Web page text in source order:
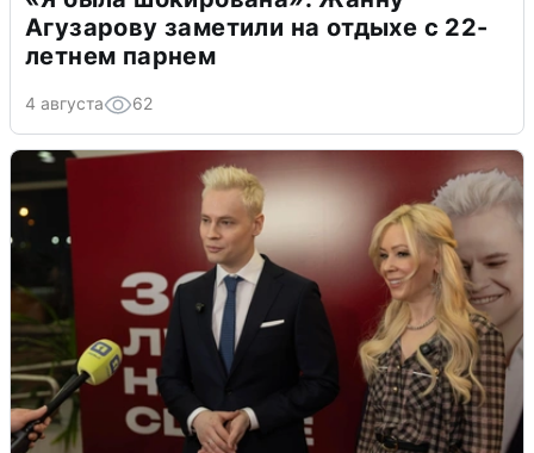
Агузарову заметили на отдыхе с 22-
летнем парнем
4 августа 62